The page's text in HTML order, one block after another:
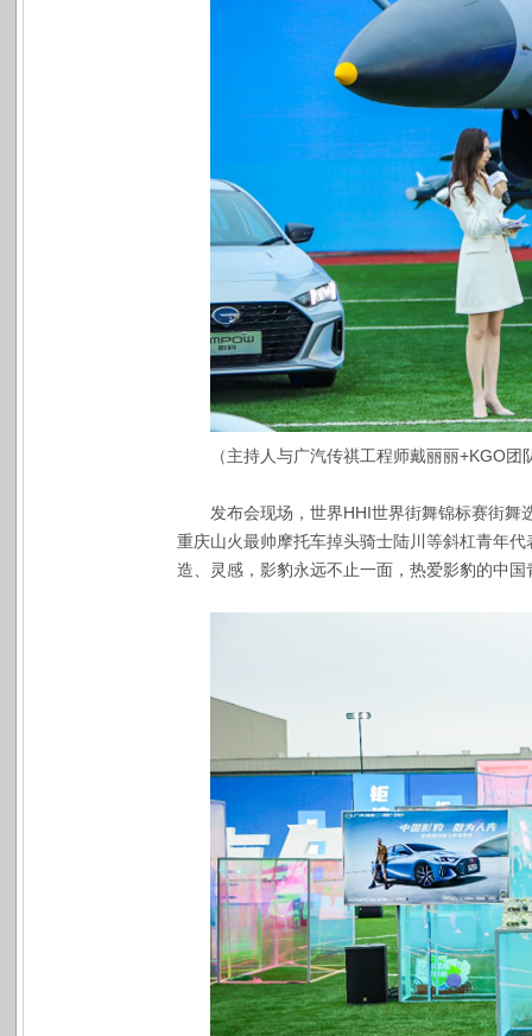
（主持人与广汽传祺工程师戴丽丽+KGO
发布会现场，世界HHI世界街舞锦标赛街
重庆山火最帅摩托车掉头骑士陆川等斜杠青年
造、灵感，影豹永远不止一面，热爱影豹的中